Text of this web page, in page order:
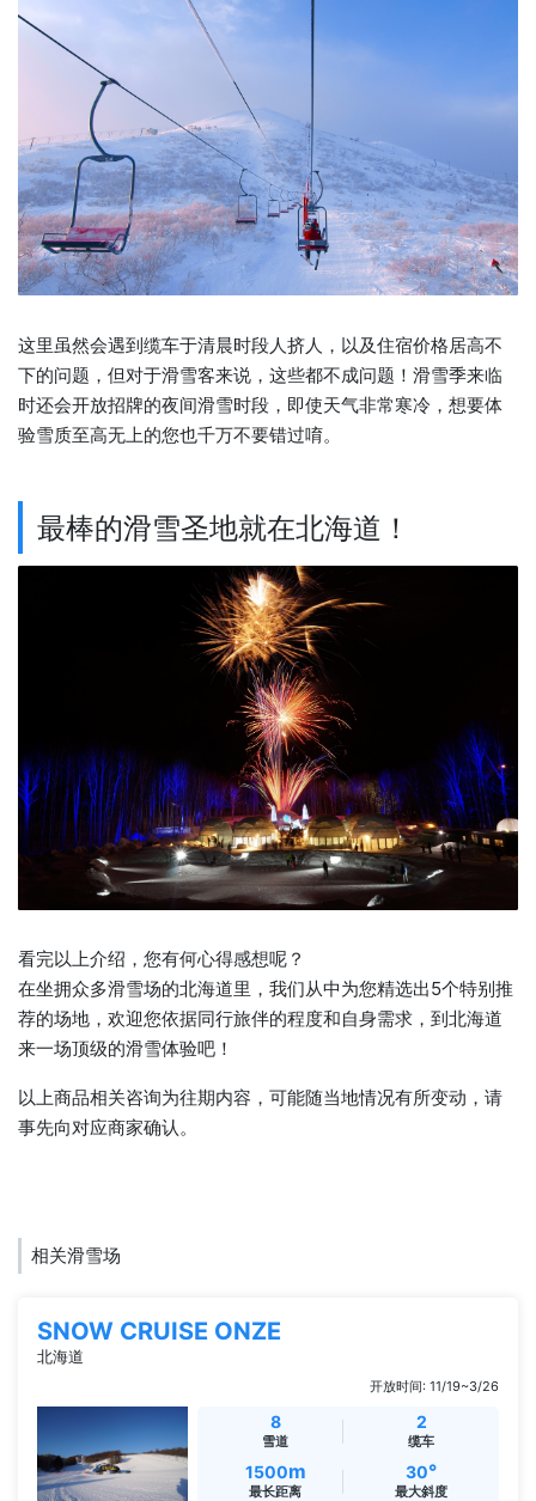
这里虽然会遇到缆车于清晨时段人挤人，以及住宿价格居高不
下的问题，但对于滑雪客来说，这些都不成问题！滑雪季来临
时还会开放招牌的夜间滑雪时段，即使天气非常寒冷，想要体
验雪质至高无上的您也千万不要错过唷。
最棒的滑雪圣地就在北海道！
看完以上介绍，您有何心得感想呢？
在坐拥众多滑雪场的北海道里，我们从中为您精选出5个特别推
荐的场地，欢迎您依据同行旅伴的程度和自身需求，到北海道
来一场顶级的滑雪体验吧！
以上商品相关咨询为往期内容，可能随当地情况有所变动，请
事先向对应商家确认。
相关滑雪场
SNOW CRUISE ONZE
北海道
开放时间: 11/19~3/26
8
雪道
2
缆车
1500m
最长距离
30°
最大斜度